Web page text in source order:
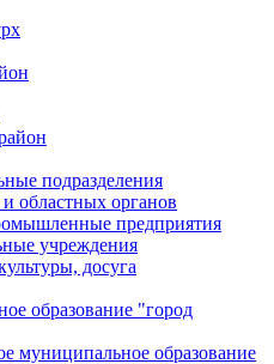
подразделения
областных органов
предприятия
учреждения
досуга
образование "город
муниципальное образование